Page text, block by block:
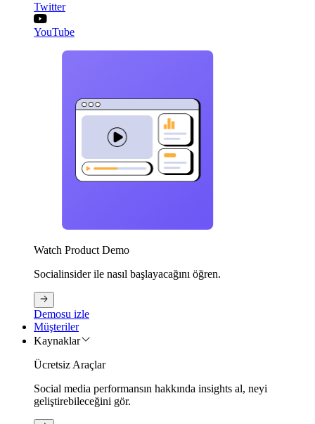
Twitter
YouTube
Watch Product Demo
Socialinsider ile nasıl başlayacağını öğren.
Demosu izle
Müşteriler
Kaynaklar
Ücretsiz Araçlar
Social media performansın hakkında insights al, neyi
geliştirebileceğini gör.